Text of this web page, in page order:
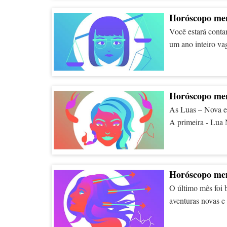
no trabalho,
silêncio seja
corporal.
Horóscopo
Você estará
um ano inteiro
um esforço para
prazo.
Horóscopo
As Luas – Nova
A primeira - Lua
- físicos ou não.
pessoais?
Horóscopo
O último mês foi
aventuras novas